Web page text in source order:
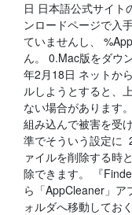
日 日本語公式サイト
ンロードページで入
ていませんし、
ん。 0.Mac版をダウ
年2月18日 ネットか
ルしようとすると、
ない場合があります
組み込んで被害を受
準でそういう設定に
ァイルを削除する時
除できます。 『
ら「AppCleaner」ア
ォルダへ移動してお